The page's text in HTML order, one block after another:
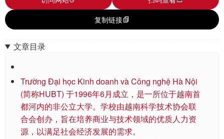
复制链接
文章目录
Trường Đại học Kinh doanh và Công nghệ Hà Nội
(简称HUBT) 于1996年6月成立，是一所位于越南首
都河内的非公立大学。学校由越南科学技术协会联
合会创办，旨在培养商业与技术领域的优质人力资
源，以满足社会经济发展的需求。